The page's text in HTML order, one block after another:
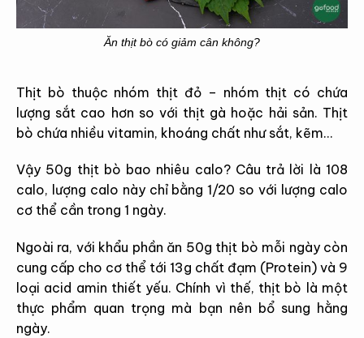
Ăn thịt bò có giảm cân không?
Thịt bò thuộc nhóm thịt đỏ – nhóm thịt có chứa
lượng sắt cao hơn so với thịt gà hoặc hải sản. Thịt
bò chứa nhiều vitamin, khoáng chất như sắt, kẽm…
Vậy 50g thịt bò bao nhiêu calo? Câu trả lời là 108
calo, lượng calo này chỉ bằng 1/20 so với lượng calo
cơ thể cần trong 1 ngày.
Ngoài ra, với khẩu phần ăn 50g thịt bò mỗi ngày còn
cung cấp cho cơ thể tới 13g chất đạm (Protein) và 9
loại acid amin thiết yếu. Chính vì thế, thịt bò là một
thực phẩm quan trọng mà bạn nên bổ sung hằng
ngày.